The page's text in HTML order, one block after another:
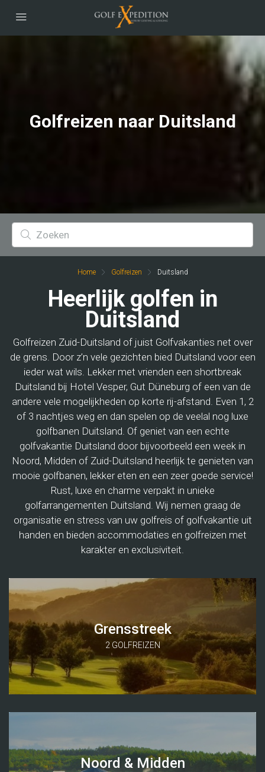
Golfreizen naar Duitsland
Home Golfreizen Duitsland
Heerlijk golfen in
Duitsland
Golfreizen Zuid-Duitsland of juist Golfvakanties net over
de grens. Door z’n vele gezichten bied Duitsland voor een
ieder wat wils. Lekker met vrienden een shortbreak
Duitsland bij Hotel Vesper, Gut Düneburg of een van de
andere vele mogelijkheden op korte rij-afstand. Even 1, 2
of 3 nachtjes weg en dan spelen op de veelal nog luxe
golfbanen Duitsland. Of geniet van een echte
golfvakantie Duitsland door bijvoorbeeld een week in
Noord, Midden of Zuid-Duitsland heerlijk te genieten van
mooie golfbanen, lekker eten en een zeer goede service!
Rust, luxe en charme verpakt in unieke
golfarrangementen Duitsland. Wij nemen graag de
organisatie en stress van uw golfreis of golfvakantie uit
handen en bieden accommodaties en golfreizen met
karakter en exclusiviteit.
Grensstreek
2 GOLFREIZEN
Noord & Midden